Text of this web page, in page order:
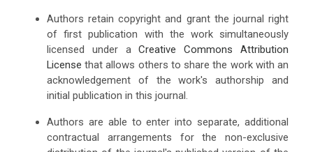
Authors retain copyright and grant the journal right
of first publication with the work simultaneously
licensed under aCreative Commons Attribution
License that allows others to share the work with an
acknowledgement of the work's authorship and
initial publication in this journal.
Authors are able to enter into separate, additional
contractual arrangements for the non-exclusive